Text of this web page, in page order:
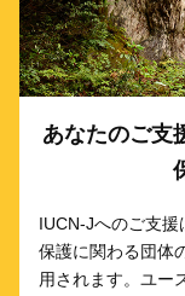
あなたのご支
IUCN-Jへのご支
保護に関わる団体
用されます。ユー